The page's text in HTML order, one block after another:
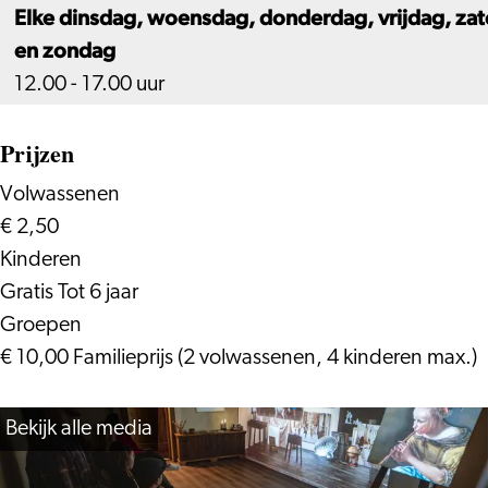
Elke dinsdag, woensdag, donderdag, vrijdag,
en zondag
12.00 - 17.00 uur
Prijzen
Volwassenen
€ 2,50
Kinderen
Gratis Tot 6 jaar
Groepen
€ 10,00 Familieprijs (2 volwassenen, 4 kinderen max.)
Bekijk alle media